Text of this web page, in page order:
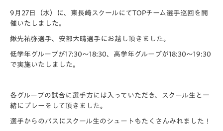
9月27日（水）に、東長崎スクールにてTOPチーム選手巡回を開
催いたしました。
鍬先祐弥選手、安部大晴選手にお越し頂きました。
低学年グループが17:30〜18:30、高学年グループが18:30〜19:30
で実施いたしました。
各グループの試合に選手方には入っていただき、スクール生と一
緒 にプレーをして頂きました。
選手からのパスにスクール生のシュートもたくさんみれました！